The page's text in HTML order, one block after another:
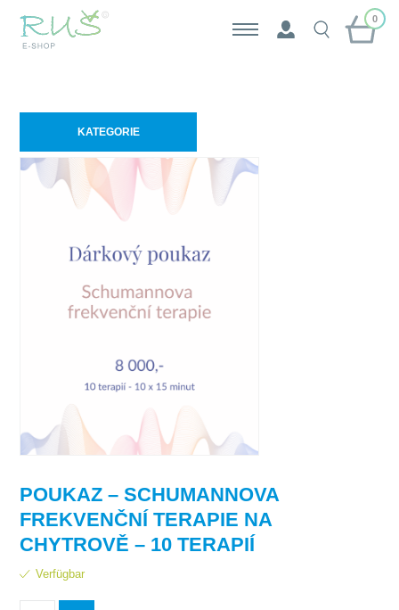
0
KATEGORIE
POUKAZ – SCHUMANNOVA
FREKVENČNÍ TERAPIE NA
CHYTROVĚ – 10 TERAPIÍ
Verfügbar